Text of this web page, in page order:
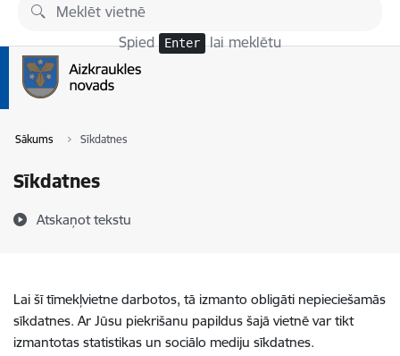
Pāriet uz lapas saturu
Spied Enter lai meklētu
Sākums Sīkdatnes
Sīkdatnes
Atskaņot tekstu
Lai šī tīmekļvietne darbotos, tā izmanto obligāti nepieciešamās
sīkdatnes. Ar Jūsu piekrišanu papildus šajā vietnē var tikt
izmantotas statistikas un sociālo mediju sīkdatnes.